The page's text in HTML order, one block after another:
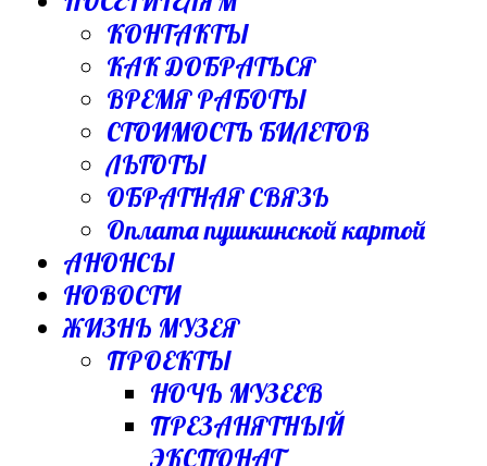
КОНТАКТЫ
КАК ДОБРАТЬСЯ
ВРЕМЯ РАБОТЫ
СТОИМОСТЬ БИЛЕТОВ
ЛЬГОТЫ
ОБРАТНАЯ СВЯЗЬ
Оплата пушкинской картой
АНОНСЫ
НОВОСТИ
ЖИЗНЬ МУЗЕЯ
ПРОЕКТЫ
НОЧЬ МУЗЕЕВ
ПРЕЗАНЯТНЫЙ
ЭКСПОНАТ